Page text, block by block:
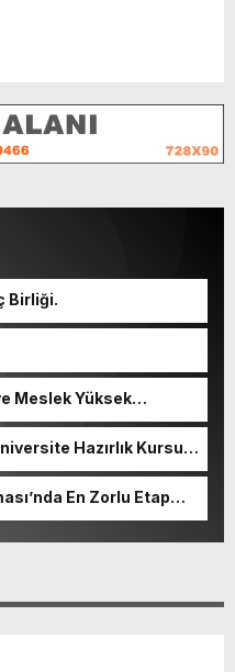
Birliği.
Meslek Yüksek
Hazırlık Kursu
En Zorlu Etap